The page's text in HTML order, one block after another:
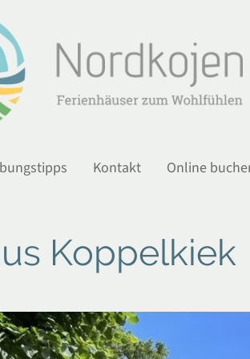
Kontakt Online
Koppelkiek